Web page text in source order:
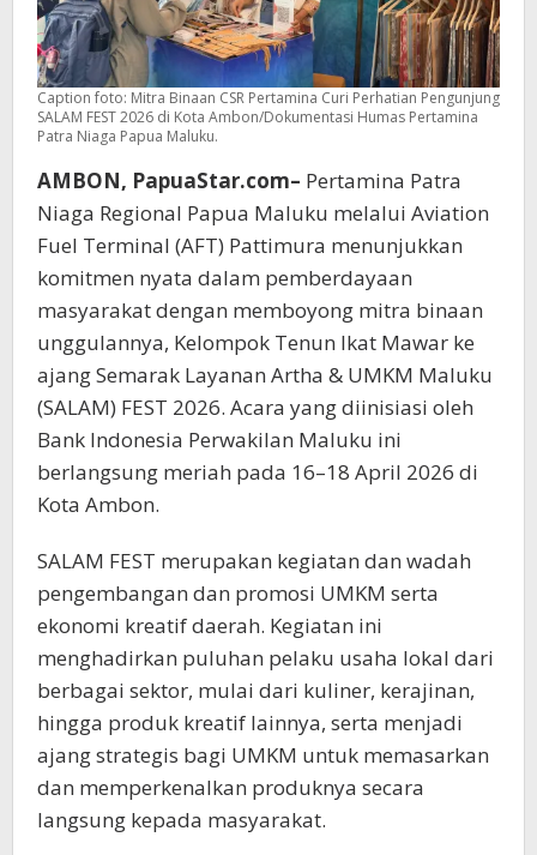
Caption foto: Mitra Binaan CSR Pertamina Curi Perhatian Pengunjung
SALAM FEST 2026 di Kota Ambon/Dokumentasi Humas Pertamina
Patra Niaga Papua Maluku.
AMBON, PapuaStar.com– Pertamina Patra
Niaga Regional Papua Maluku melalui Aviation
Fuel Terminal (AFT) Pattimura menunjukkan
komitmen nyata dalam pemberdayaan
masyarakat dengan memboyong mitra binaan
unggulannya, Kelompok Tenun Ikat Mawar ke
ajang Semarak Layanan Artha & UMKM Maluku
(SALAM) FEST 2026. Acara yang diinisiasi oleh
Bank Indonesia Perwakilan Maluku ini
berlangsung meriah pada 16–18 April 2026 di
Kota Ambon.
SALAM FEST merupakan kegiatan dan wadah
pengembangan dan promosi UMKM serta
ekonomi kreatif daerah. Kegiatan ini
menghadirkan puluhan pelaku usaha lokal dari
berbagai sektor, mulai dari kuliner, kerajinan,
hingga produk kreatif lainnya, serta menjadi
ajang strategis bagi UMKM untuk memasarkan
dan memperkenalkan produknya secara
langsung kepada masyarakat.